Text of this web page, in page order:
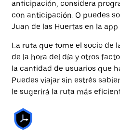
anticipación, considera
con anticipación. O puedes
Juan de las Huertas en la app
La ruta que tome el socio de
de la hora del día y otros
la cantidad de usuarios que
Puedes viajar sin estrés
le sugerirá la ruta más